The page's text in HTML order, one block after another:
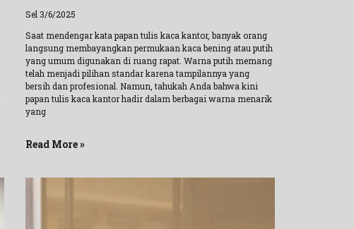
Sel 3/6/2025
Saat mendengar kata papan tulis kaca kantor, banyak orang
langsung membayangkan permukaan kaca bening atau putih
yang umum digunakan di ruang rapat. Warna putih memang
telah menjadi pilihan standar karena tampilannya yang
bersih dan profesional. Namun, tahukah Anda bahwa kini
papan tulis kaca kantor hadir dalam berbagai warna menarik
yang
Read More »